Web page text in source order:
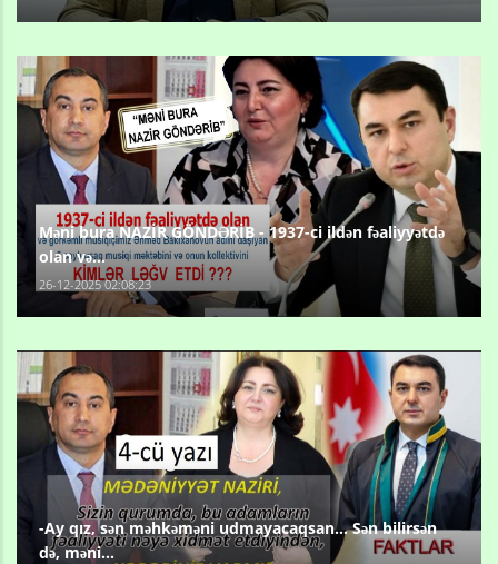
Məni bura NAZİR GÖNDƏRİB - 1937-ci ildən fəaliyyətdə
olan və...
26-12-2025 02:08:23
-Ay qız, sən məhkəməni udmayacaqsan... Sən bilirsən
də, məni...